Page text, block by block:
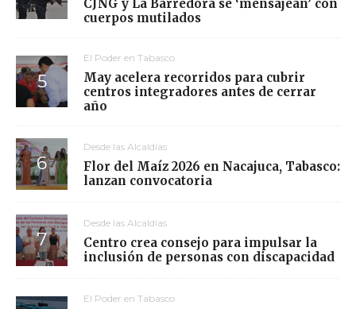
CJNG y La Barredora se ‘mensajean’ con
cuerpos mutilados
El Poder en Tabasco
May acelera recorridos para cubrir
centros integradores antes de cerrar
año
Desde las Alcaldías
Flor del Maíz 2026 en Nacajuca, Tabasco:
lanzan convocatoria
Desde las Alcaldías
Centro crea consejo para impulsar la
inclusión de personas con discapacidad
El Poder en Tabasco